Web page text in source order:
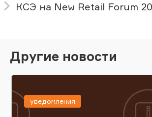
КСЭ на New Retail Forum
Другие новости
уведомления